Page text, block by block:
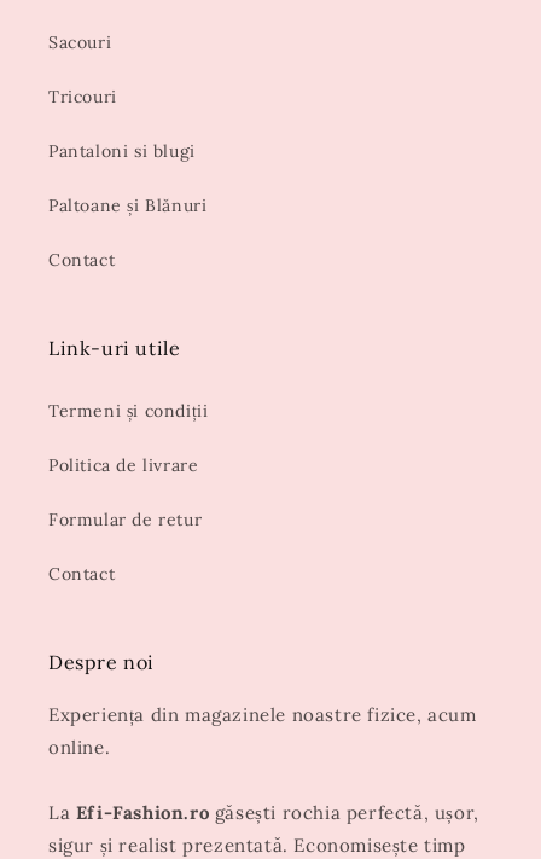
Sacouri
Tricouri
Pantaloni si blugi
Paltoane și Blănuri
Contact
Link-uri utile
Termeni și condiții
Politica de livrare
Formular de retur
Contact
Despre noi
Experiența din magazinele noastre fizice, acum
online.
La Efi-Fashion.ro găsești rochia perfectă, ușor,
sigur și realist prezentată. Economisește timp